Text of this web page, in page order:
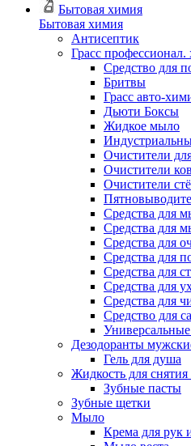
Бытовая химия
Бытовая химия
Антисептик
Грасс
Cредство для
Бритвы
Грасс авто-
Дьюти Боксы
Жидкое мыло
Очистители
Очистители
Очистители
Средства для
Средства для
Средства для
Средства для
Средства для
Средства для
Средства для
Средство для
Универсальные
Дезодоранты
Гель для душа
Жидкость для снятия
Зубные пасты
Зубные щетки
Мыло
Крема для рук